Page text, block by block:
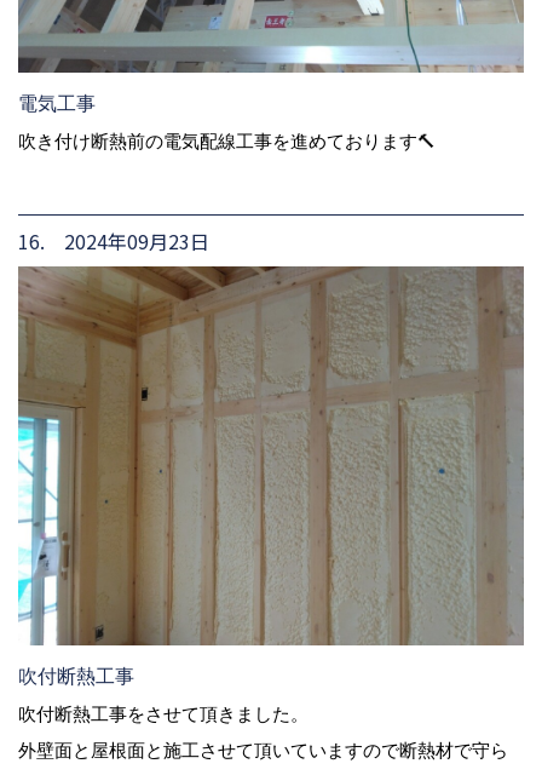
電気工事
吹き付け断熱前の電気配線工事を進めております🔨
16. 2024年09月23日
吹付断熱工事
吹付断熱工事をさせて頂きました。
外壁面と屋根面と施工させて頂いていますので断熱材で守ら